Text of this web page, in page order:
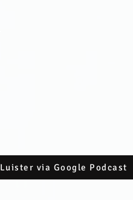
Luister via Google Podcast